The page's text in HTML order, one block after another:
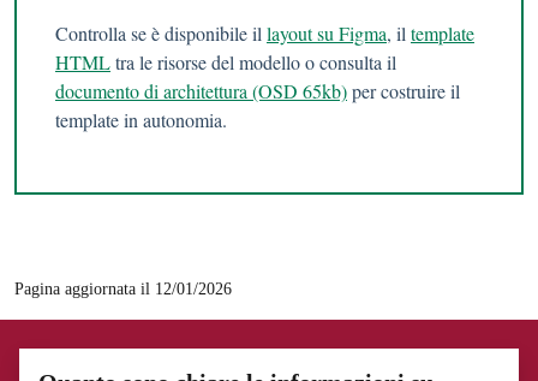
Controlla se è disponibile il layout su Figma, il template
HTMLtra le risorse del modello o consulta il
documento di architettura (OSD 65kb)per costruire il
template in autonomia.
Pagina aggiornata il 12/01/2026